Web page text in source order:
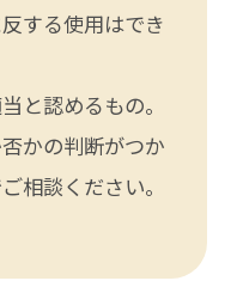
する使用はでき
と認めるもの。
かの判断がつか
相談ください。